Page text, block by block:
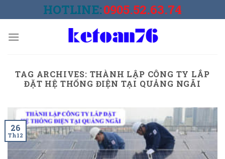
to
HOTLINE:0905.52.63.74
TAG ARCHIVES: THÀNH LẬP CÔNG TY LẮP
ĐẶT HỆ THỐNG ĐIỆN TẠI QUẢNG NGÃI
26
Th12